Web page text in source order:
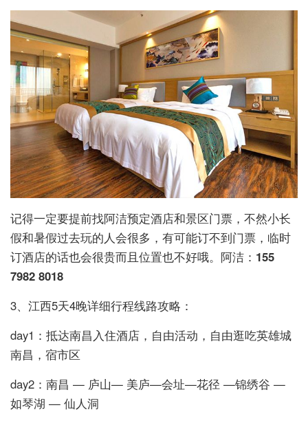
记得一定要提前找阿洁预定酒店和景区门票，不然小长
假和暑假过去玩的人会很多，有可能订不到门票，临时
订酒店的话也会很贵而且位置也不好哦。阿洁： 155
7982 8018
3、江西5天4晚详细行程线路攻略：
day1：抵达南昌入住酒店，自由活动，自由逛吃英雄城
南昌，宿市区
day2：南昌 — 庐山— 美庐—会址—花径 —锦绣谷 —
如琴湖 — 仙人洞